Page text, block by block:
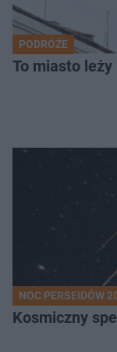
PODRÓŻE
To miasto
NOC PERSEIDÓW
Kosmiczny